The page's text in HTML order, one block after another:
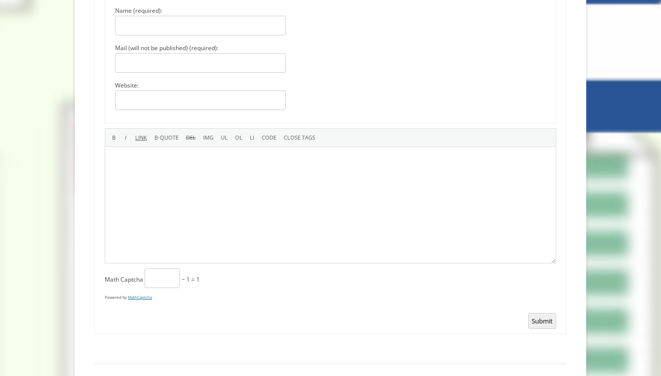
Name (required):
Mail (will not be published) (required):
Website:
Math Captcha − 1 = 1
Powered byMathCaptcha
Submit